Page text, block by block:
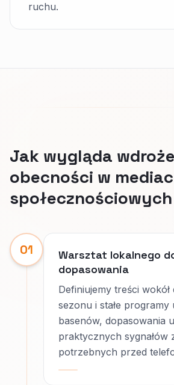
ruchu.
Jak wygląda
obecności w
społecznościowych
01
Warsztat lokalnego
dopasowania
Definiujemy treści wokół
sezonu i stałe programy
basenów, dopasowania
praktycznych sygnałów
potrzebnych przed